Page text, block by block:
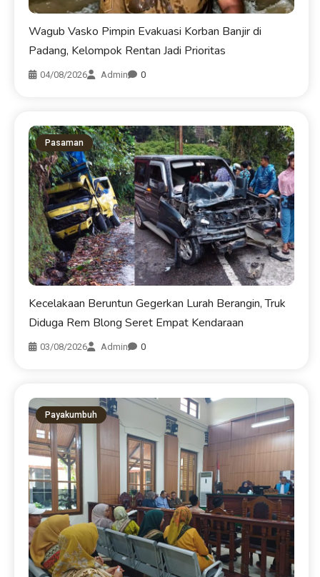
Wagub Vasko Pimpin Evakuasi Korban Banjir di
Padang, Kelompok Rentan Jadi Prioritas
04/08/2026 Admin 0
Pasaman
Kecelakaan Beruntun Gegerkan Lurah Berangin, Truk
Diduga Rem Blong Seret Empat Kendaraan
03/08/2026 Admin 0
Payakumbuh